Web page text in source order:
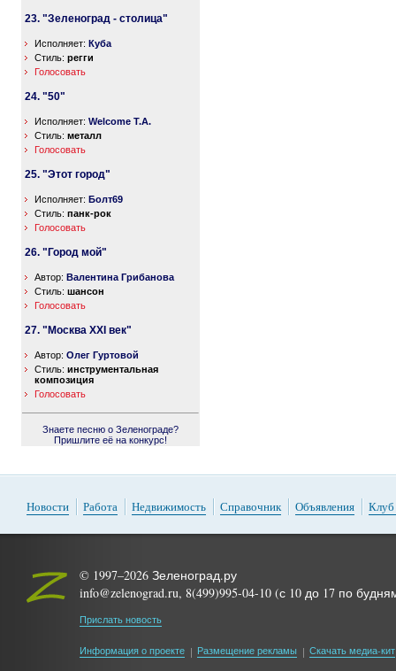
23. "Зеленоград - столица"
Исполняет: Куба
Стиль: регги
Голосовать
24. "50"
Исполняет: Welcome T.A.
Стиль: металл
Голосовать
25. "Этот город"
Исполняет: Болт69
Стиль: панк-рок
Голосовать
26. "Город мой"
Автор: Валентина Грибанова
Стиль: шансон
Голосовать
27. "Москва XXI век"
Автор: Олег Гуртовой
Стиль: инструментальная
композиция
Голосовать
Знаете песню о Зеленограде?
Пришлите её на конкурс!
Новости Работа Недвижимость Справочник Объявления Клуб
© 1997–2026 Зеленоград.ру
info@zelenograd.ru, 8(499)995-04-10 (с 10 до 17 по
Прислать новость
Информация о проекте Размещение рекламы Скачать медиа-кит